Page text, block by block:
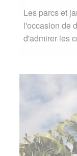
Les parcs et
l'occasion de
d'admirer les